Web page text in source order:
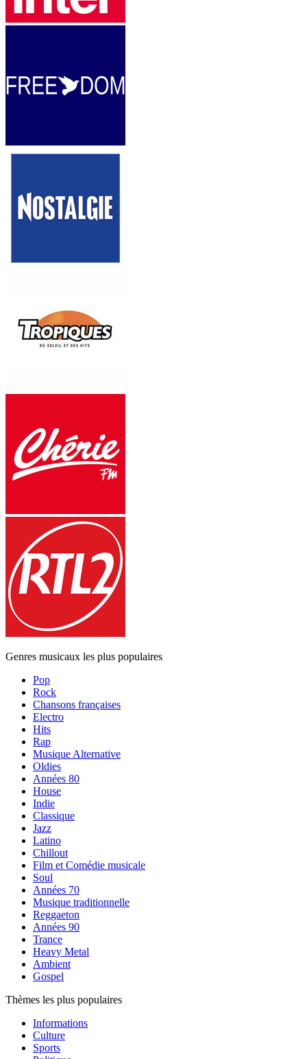
Genres musicaux les plus populaires
Pop
Rock
Chansons françaises
Electro
Hits
Rap
Musique Alternative
Oldies
Années 80
House
Indie
Classique
Jazz
Latino
Chillout
Film et Comédie musicale
Soul
Années 70
Musique traditionnelle
Reggaeton
Années 90
Trance
Heavy Metal
Ambient
Gospel
Thèmes les plus populaires
Informations
Culture
Sports